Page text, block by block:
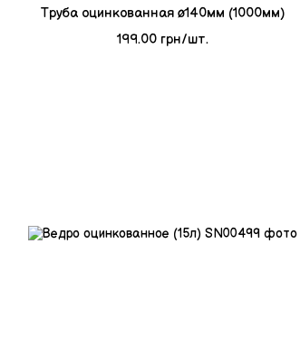
Tруба оцинкованная ø140мм (1000мм)
199.00 грн/шт.